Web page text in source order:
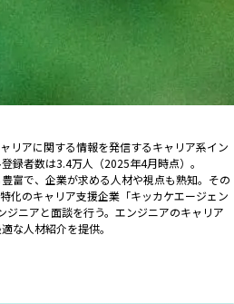
リアに関する情報を発信するキャリア系イン
録者数は3.4万人（2025年4月時点）。
富で、企業が求める人材や視点も熟知。その
化のキャリア支援企業「キッカケエージェン
ジニアと面談を行う。エンジニアのキャリア
な人材紹介を提供。